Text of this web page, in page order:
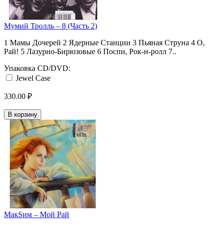
Мумий Тролль ‎– 8 (Часть 2)
1 Мамы Дочерей 2 Ядерные Станции 3 Пьяная Струна 4 О,
Рай! 5 Лазурно-Бирюзовые 6 Поспи, Рок-н-ролл 7..
Упаковка CD/DVD:
Jewel Case
330.00 ₽
В корзину
МакSим ‎– Мой Рай